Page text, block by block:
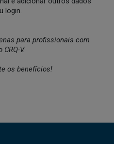
login.
para profissionais com
V.
os benefícios!